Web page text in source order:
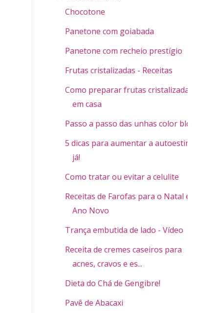
Chocotone
Panetone com goiabada
Panetone com recheio prestígio
Frutas cristalizadas - Receitas
Como preparar frutas cristalizadas
em casa
Passo a passo das unhas color block
5 dicas para aumentar a autoestima
já!
Como tratar ou evitar a celulite
Receitas de Farofas para o Natal e
Ano Novo
Trança embutida de lado - Vídeo
Receita de cremes caseiros para
acnes, cravos e es...
Dieta do Chá de Gengibre!
Pavê de Abacaxi